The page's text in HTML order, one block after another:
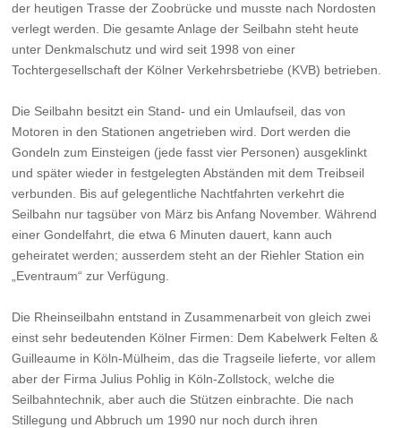
der heutigen Trasse der Zoobrücke und musste nach Nordosten
verlegt werden. Die gesamte Anlage der Seilbahn steht heute
unter Denkmalschutz und wird seit 1998 von einer
Tochtergesellschaft der Kölner Verkehrsbetriebe (KVB) betrieben.
Die Seilbahn besitzt ein Stand- und ein Umlaufseil, das von
Motoren in den Stationen angetrieben wird. Dort werden die
Gondeln zum Einsteigen (jede fasst vier Personen) ausgeklinkt
und später wieder in festgelegten Abständen mit dem Treibseil
verbunden. Bis auf gelegentliche Nachtfahrten verkehrt die
Seilbahn nur tagsüber von März bis Anfang November. Während
einer Gondelfahrt, die etwa 6 Minuten dauert, kann auch
geheiratet werden; ausserdem steht an der Riehler Station ein
„Eventraum“ zur Verfügung.
Die Rheinseilbahn entstand in Zusammenarbeit von gleich zwei
einst sehr bedeutenden Kölner Firmen: Dem Kabelwerk Felten &
Guilleaume in Köln-Mülheim, das die Tragseile lieferte, vor allem
aber der Firma Julius Pohlig in Köln-Zollstock, welche die
Seilbahntechnik, aber auch die Stützen einbrachte. Die nach
Stillegung und Abbruch um 1990 nur noch durch ihren